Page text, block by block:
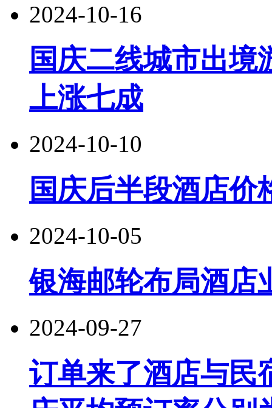
2024-10-16
国庆二线城市出境
上涨七成
2024-10-10
国庆后半段酒店价
2024-10-05
银海邮轮布局酒店
2024-09-27
订单来了酒店与民